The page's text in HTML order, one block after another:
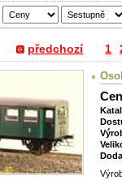
předchozí 1